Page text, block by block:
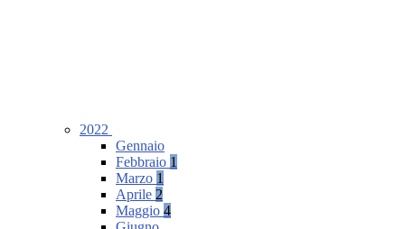
2022
Gennaio
Febbraio 1
Marzo 1
Aprile 2
Maggio 4